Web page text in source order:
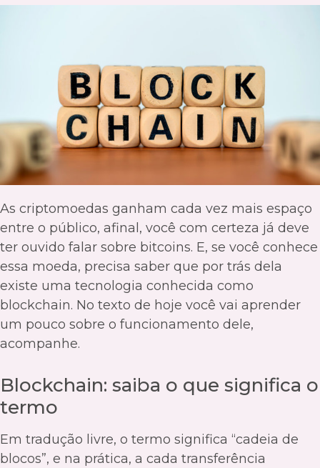
As criptomoedas ganham cada vez mais espaço
entre o público, afinal, você com certeza já deve
ter ouvido falar sobre bitcoins. E, se você conhece
essa moeda, precisa saber que por trás dela
existe uma tecnologia conhecida como
blockchain. No texto de hoje você vai aprender
um pouco sobre o funcionamento dele,
acompanhe.
Blockchain: saiba o que significa o
termo
Em tradução livre, o termo significa “cadeia de
blocos”, e na prática, a cada transferência